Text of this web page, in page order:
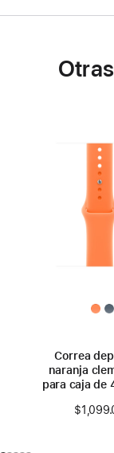
Correa
naranja
para caja de